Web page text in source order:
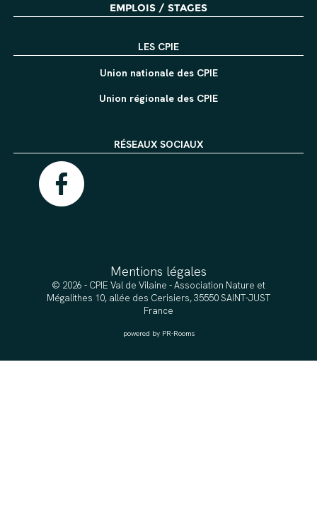
EMPLOIS / STAGES
LES CPIE
Union nationale des CPIE
Union régionale des CPIE
RÉSEAUX SOCIAUX
Mentions légales
© 2026 - CPIE Val de Vilaine - Association Nature et
Mégalithes 10, allée des Cerisiers, 35550 SAINT-JUST
France
powered by PR-Rooms